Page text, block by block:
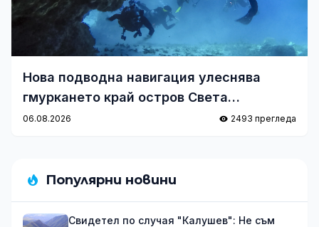
Нова подводна навигация улеснява
гмуркането край остров Света
Анастасия
06.08.2026 2493 прегледа
Популярни новини
Свидетел по случая "Калушев": Не съм